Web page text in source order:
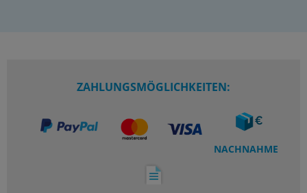
ZAHLUNGSMÖGLICHKEITEN:
NACHNAHME